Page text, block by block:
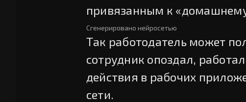
привязанным к
Сгенерировано нейросетью
Так работодатель может
сотрудник опоздал,
действия в рабочих
сети.